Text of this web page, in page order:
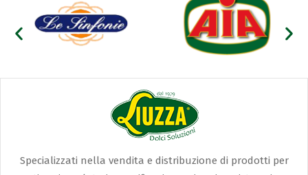
Specializzati nella vendita e distribuzione di prodotti per